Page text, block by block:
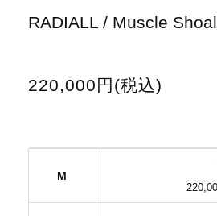
RADIALL / Muscle
220,000円(税込)
M